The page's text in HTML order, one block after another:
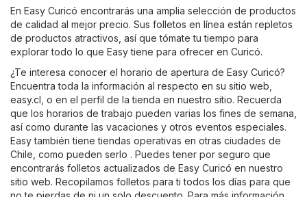
En Easy Curicó encontrarás una amplia selección de productos
de calidad al mejor precio. Sus folletos en línea están repletos
de productos atractivos, así que tómate tu tiempo para
explorar todo lo que Easy tiene para ofrecer en Curicó.
¿Te interesa conocer el horario de apertura de Easy Curicó?
Encuentra toda la información al respecto en su sitio web,
easy.cl , o en el perfil de la tienda en nuestro sitio. Recuerda
que los horarios de trabajo pueden varias los fines de semana,
así como durante las vacaciones y otros eventos especiales.
Easy también tiene tiendas operativas en otras ciudades de
Chile, como pueden serlo . Puedes tener por seguro que
encontrarás folletos actualizados de Easy Curicó en nuestro
sitio web. Recopilamos folletos para ti todos los días para que